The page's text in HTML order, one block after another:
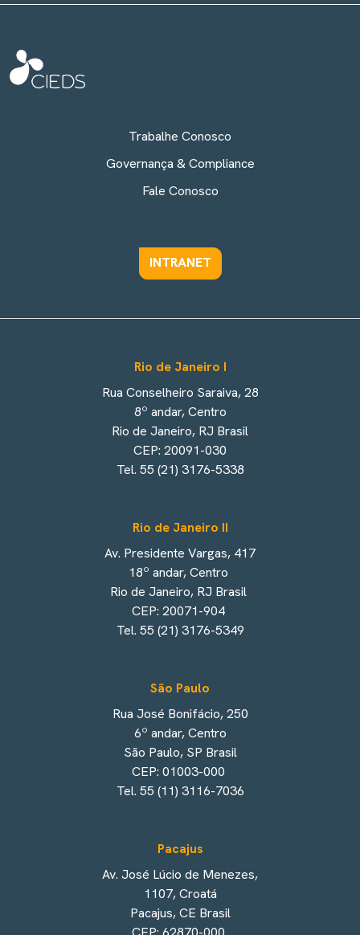
Trabalhe Conosco
Governança & Compliance
Fale Conosco
INTRANET
Rio de Janeiro I
Rua Conselheiro Saraiva, 28
8º andar, Centro
Rio de Janeiro, RJ Brasil
CEP: 20091-030
Tel. 55 (21) 3176-5338
Rio de Janeiro II
Av. Presidente Vargas, 417
18º andar, Centro
Rio de Janeiro, RJ Brasil
CEP: 20071-904
Tel. 55 (21) 3176-5349
São Paulo
Rua José Bonifácio, 250
6º andar, Centro
São Paulo, SP Brasil
CEP: 01003-000
Tel. 55 (11) 3116-7036
Pacajus
Av. José Lúcio de Menezes,
1107, Croatá
Pacajus, CE Brasil